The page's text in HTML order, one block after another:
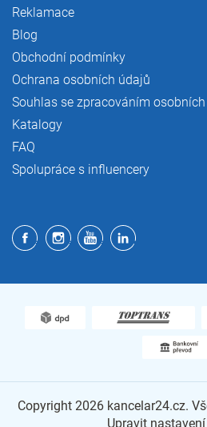
Reklamace
Blog
Obchodní podmínky
Ochrana osobních údajů
Souhlas se zpracováním
Katalogy
FAQ
Spolupráce s influencery
Copyright 2026 kancelar24.cz.
Upravit